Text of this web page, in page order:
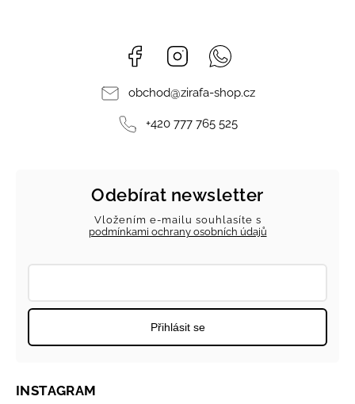
Facebook Instagram
obchod@zirafa-shop.cz
+420 777 765 525
Odebírat newsletter
Vložením e-mailu souhlasíte s
podmínkami ochrany osobních údajů
Přihlásit se
INSTAGRAM